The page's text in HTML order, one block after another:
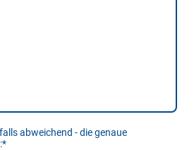
abweichend - die genaue
*